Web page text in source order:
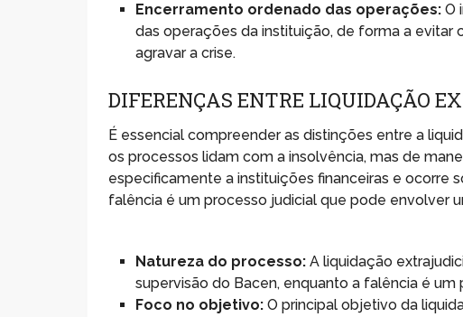
Encerramento ordenado das operações: O
das operações da instituição, de forma a evitar
agravar a crise.
DIFERENÇAS ENTRE LIQUIDAÇÃO
É essencial compreender as distinções entre a
os processos lidam com a insolvência, mas de
especificamente a instituições financeiras e ocorre
falência é um processo judicial que pode envolver
Natureza do processo: A liquidação
supervisão do Bacen, enquanto a falência é
Foco no objetivo: O principal objetivo da